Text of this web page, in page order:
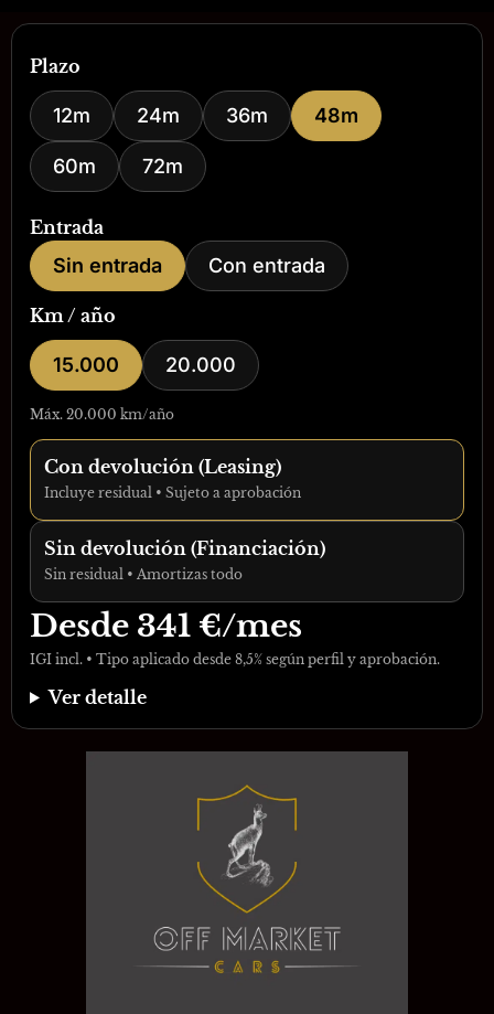
Plazo
12m 24m 36m 48m
60m 72m
Entrada
Sin entrada Con entrada
Km / año
15.000 20.000
Máx. 20.000 km/año
Con devolución (Leasing)
Incluye residual • Sujeto a aprobación
Sin devolución (Financiación)
Sin residual • Amortizas todo
Desde 341 €/mes
IGI incl. • Tipo aplicado desde 8,5% según perfil y aprobación.
Ver detalle